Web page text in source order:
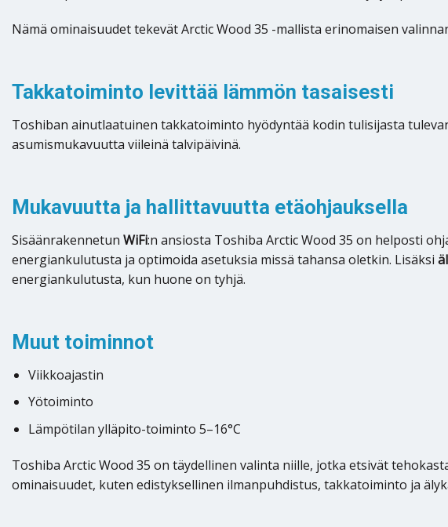
Nämä ominaisuudet tekevät Arctic Wood 35 -mallista erinomaisen
Takkatoiminto levittää lämmön tasaisesti
Toshiban ainutlaatuinen takkatoiminto hyödyntää kodin tulisijasta
asumismukavuutta viileinä talvipäivinä.
Mukavuutta ja hallittavuutta etäohjauksella
Sisäänrakennetun WiFi:n ansiosta Toshiba Arctic Wood 35 on helposti
energiankulutusta ja optimoida asetuksia missä tahansa oletkin. Lisäksi
energiankulutusta, kun huone on tyhjä.
Muut toiminnot
Viikkoajastin
Yötoiminto
Lämpötilan ylläpito-toiminto 5–16°C
Toshiba Arctic Wood 35 on täydellinen valinta niille, jotka etsivät
ominaisuudet, kuten edistyksellinen ilmanpuhdistus, takkatoiminto ja